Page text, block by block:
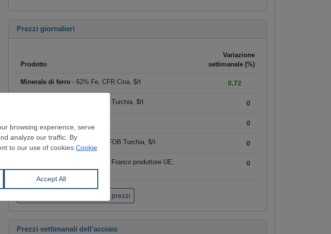
Prezzi giornalieri
Prodotto
Variazione
settimanale (%)
Minerale di ferro - 62% Fe, CFR Cina, $/t 0,72
- HMS I/II 80:20, CFR Turchia, $/t 0
0
Tondo per cemento armato - FOB Turchia, $/t 0
- Franco produttore UE,
€/t
0
Fai clic per visualizzare tutti i prezzi
Prezzi settimanali dell'acciaio